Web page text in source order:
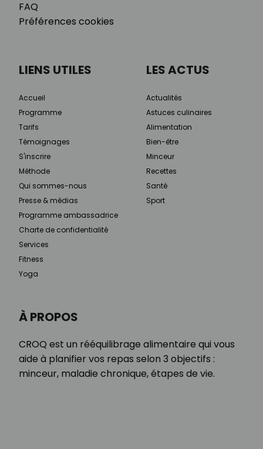
FAQ
Préférences cookies
À PROPOS
CROQ est un rééquilibrage alimentaire qui vous
aide à planifier vos repas selon 3 objectifs :
minceur, maladie chronique, étapes de vie.
LIENS UTILES
Accueil
Programme
Tarifs
Témoignages
S'inscrire
Méthode
Qui sommes-nous
Presse & médias
Programme ambassadrice
Charte de confidentialité
Services
Fitness
Yoga
LES ACTUS
Actualités
Astuces culinaires
Alimentation
Bien-être
Minceur
Recettes
Santé
Sport